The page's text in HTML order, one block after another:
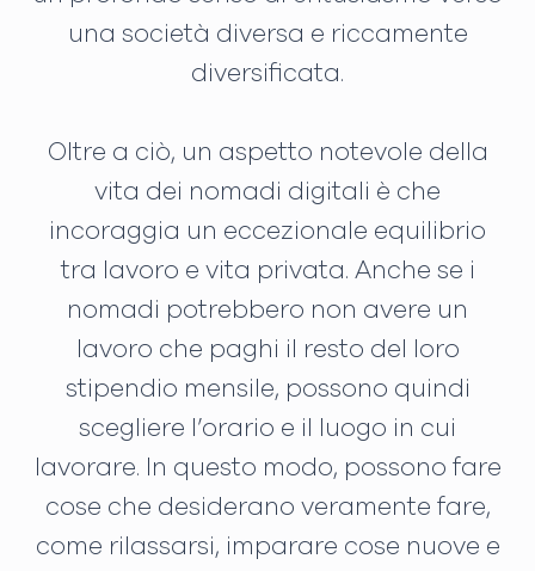
una società diversa e riccamente
diversificata.
Oltre a ciò, un aspetto notevole della
vita dei nomadi digitali è che
incoraggia un eccezionale equilibrio
tra lavoro e vita privata. Anche se i
nomadi potrebbero non avere un
lavoro che paghi il resto del loro
stipendio mensile, possono quindi
scegliere l’orario e il luogo in cui
lavorare. In questo modo, possono fare
cose che desiderano veramente fare,
come rilassarsi, imparare cose nuove e